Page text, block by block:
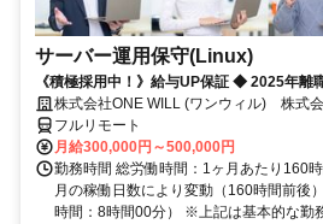
サーバー運用保守(Linux)
《積極採用中！》給与UP保証 ◆ 2025年
◆ 平均残業7時間！
株式会社ONE WILL (ワンウィル) 株式
フルリモート
月給300,000円～500,000円
勤務時間 総労働時間：1ヶ月あたり160
月の稼働日数により変動（160時間前後
時間：8時間00分） ※上記は基本的な勤